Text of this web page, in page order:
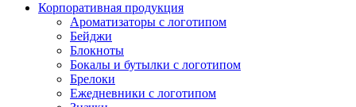
Корпоративная продукция
Ароматизаторы с логотипом
Бейджи
Блокноты
Бокалы и бутылки с логотипом
Брелоки
Ежедневники с логотипом